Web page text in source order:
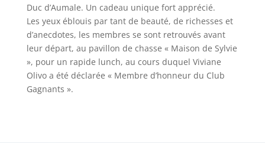
Duc d’Aumale. Un cadeau unique fort apprécié.
Les yeux éblouis par tant de beauté, de richesses et
d’anecdotes, les membres se sont retrouvés avant
leur départ, au pavillon de chasse « Maison de Sylvie
», pour un rapide lunch, au cours duquel Viviane
Olivo a été déclarée « Membre d’honneur du Club
Gagnants ».